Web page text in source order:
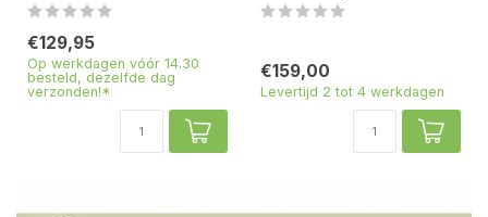
€129,95
Op werkdagen vóór 14.30
besteld, dezelfde dag
verzonden!*
€159,00
Levertijd 2 tot 4 werkdagen